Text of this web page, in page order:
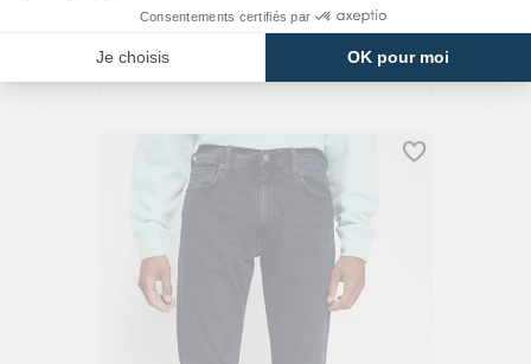
Jeans Slim Super Stretch Blue Denim